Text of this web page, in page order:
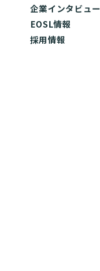
企業インタビュー
EOSL情報
採用情報